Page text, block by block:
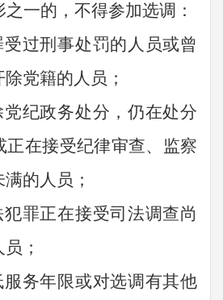
一的，不得参加选调：
受过刑事处罚的人员或曾
党籍的人员；
党纪政务处分，仍在处分
正在接受纪律审查、监察
的人员；
犯罪正在接受司法调查尚
；
服务年限或对选调有其他